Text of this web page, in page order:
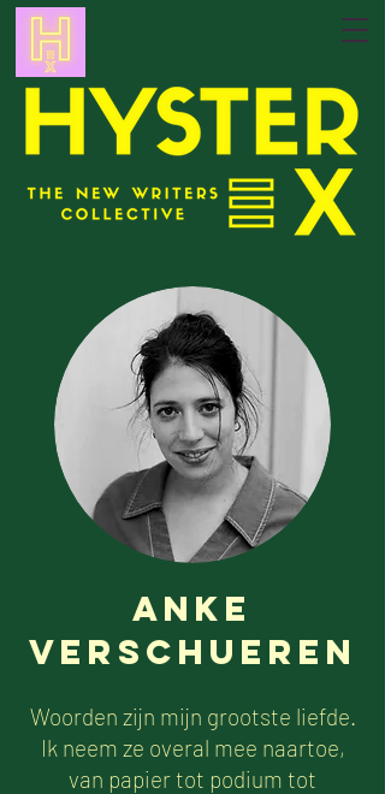
Anke
Verschueren
Woorden zijn mijn grootste liefde.
Ik neem ze overal mee naartoe,
van papier tot podium tot